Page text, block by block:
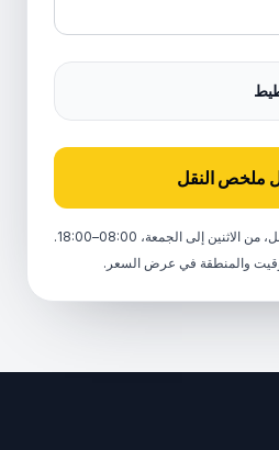
ملخص النقل
إلى الجمعة، 08:00–18:00.
والمنطقة في عرض السعر.